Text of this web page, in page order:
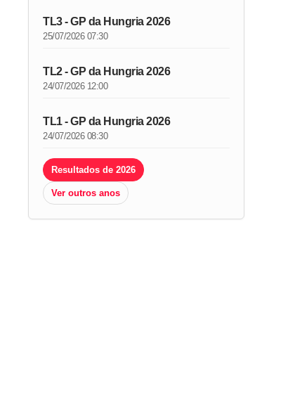
TL3 - GP da Hungria 2026
25/07/2026 07:30
TL2 - GP da Hungria 2026
24/07/2026 12:00
TL1 - GP da Hungria 2026
24/07/2026 08:30
Resultados de 2026
Ver outros anos